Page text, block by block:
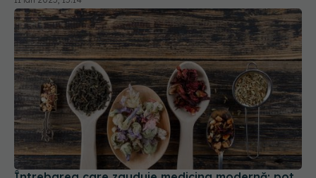
Întrebarea care zguduie medicina modernă: pot
plantele să devină „farmacia viitorului”? Ce spune
știința